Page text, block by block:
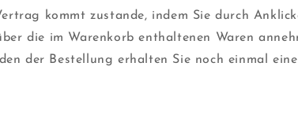
kommt zustande, indem Sie durch
die im Warenkorb enthaltenen Waren
der Bestellung erhalten Sie noch einmal